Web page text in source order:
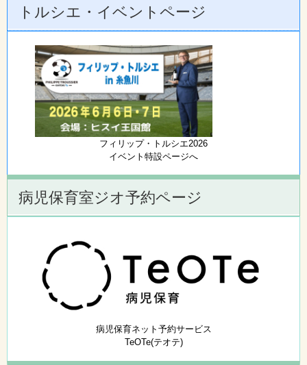
トルシエ・イベントページ
フィリップ・トルシエ2026
イベント特設ページへ
病児保育室ジオ予約ページ
病児保育ネット予約サービス
TeOTe(テオテ)